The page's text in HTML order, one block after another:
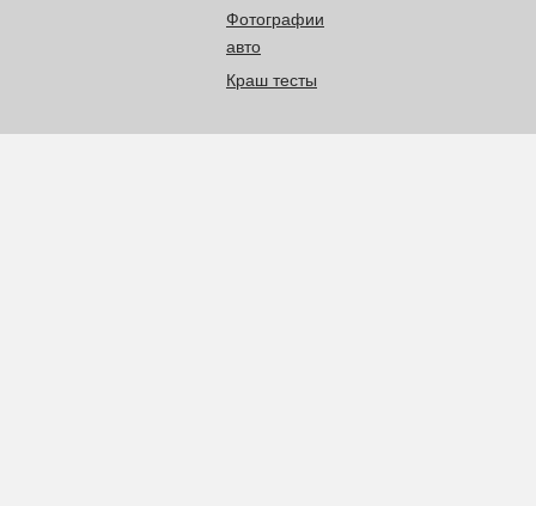
Фотографии
авто
Краш тесты